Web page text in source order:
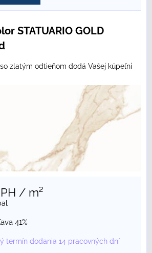
STATUARIO GOLD
zlatým odtieňom dodá Vašej kúpeľni
/ m²
41%
termín dodania 14 pracovných dní